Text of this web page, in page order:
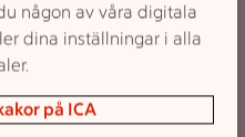
någon av våra digitala
dina inställningar i alla
på ICA